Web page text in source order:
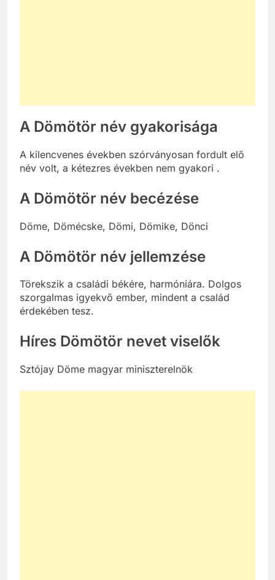
A Dömötör név gyakorisága
A kilencvenes években szórványosan fordult elő
név volt, a kétezres években nem gyakori .
A Dömötör név becézése
Döme, Dömécske, Dömi, Dömike, Dönci
A Dömötör név jellemzése
Törekszik a családi békére, harmóniára. Dolgos
szorgalmas igyekvő ember, mindent a család
érdekében tesz.
Híres Dömötör nevet viselők
Sztójay Döme magyar miniszterelnök